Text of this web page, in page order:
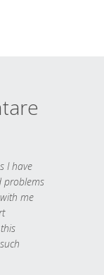
I have
problems
me